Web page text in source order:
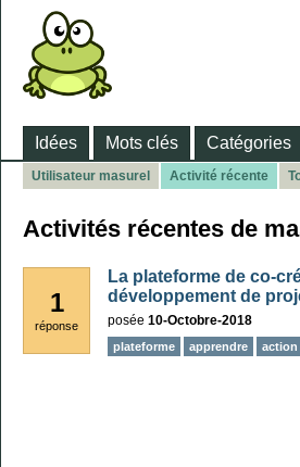
Idées Mots clés Catégories
Utilisateur masurel Activité récente
Activités récentes de
1
réponse
La plateforme de co-
développement de
posée 10-Octobre-2018
plateforme apprendre action